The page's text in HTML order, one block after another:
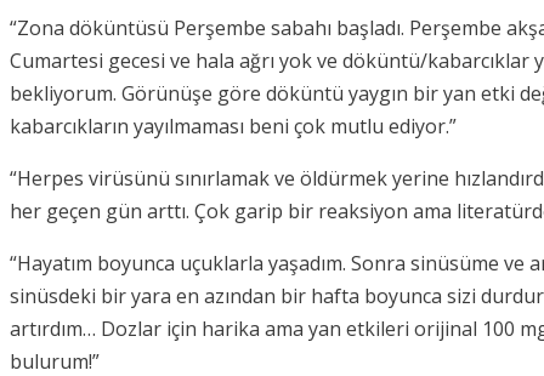
“Zona döküntüsü Perşembe sabahı başladı. Perşembe
Cumartesi gecesi ve hala ağrı yok ve döküntü/kabarcıklar
bekliyorum. Görünüşe göre döküntü yaygın bir yan etki
kabarcıkların yayılmaması beni çok mutlu ediyor.”
“Herpes virüsünü sınırlamak ve öldürmek yerine
her geçen gün arttı. Çok garip bir reaksiyon ama
“Hayatım boyunca uçuklarla yaşadım. Sonra sinüsüme ve
sinüsdeki bir yara en azından bir hafta boyunca sizi
artırdım… Dozlar için harika ama yan etkileri orijinal 100
bulurum!”